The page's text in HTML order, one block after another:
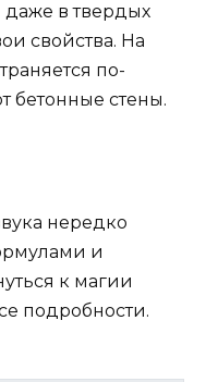
в твердых
свойства. На
по-
бетонные стены.
нередко
и
к магии
подробности.